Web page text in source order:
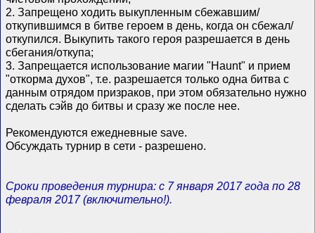
2. Запрещено ходить выкупленным сбежавшим/
откупившимся в битве героем в день, когда он сбежал/
откупился. Выкупить такого героя разрешается в день
сбегания/откупа;
3. Запрещается использование магии "Haunt" и прием
"откорма духов", т.е. разрешается только одна битва с
данным отрядом призраков, при этом обязательно нужно
сделать сэйв до битвы и сразу же после нее.
Рекомендуются ежедневные save.
Обсуждать турнир в сети - разрешено.
Сроки проведения турнира: с 7 января 2017 года по 28
февраля 2017 (включительно!).